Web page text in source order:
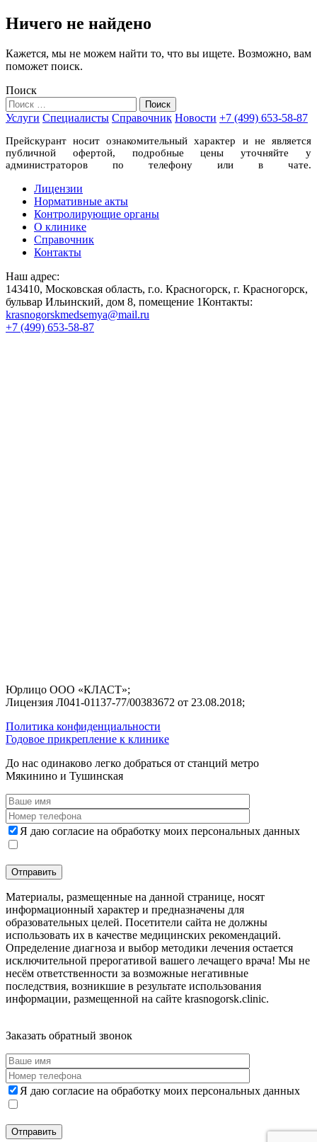
Ничего не найдено
Кажется, мы не можем найти то, что вы ищете. Возможно, вам
поможет поиск.
Поиск
Услуги Специалисты Справочник Новости +7 (499) 653-58-87
Прейскурант носит ознакомительный характер и не является
публичной офертой, подробные цены уточняйте у
администраторов по телефону или в чате.
Лицензии
Нормативные акты
Контролирующие органы
О клинике
Справочник
Контакты
Наш адрес:
143410, Московская область, г.о. Красногорск, г. Красногорск,
бульвар Ильинский, дом 8, помещение 1Контакты:
krasnogorskmedsemya@mail.ru
+7 (499) 653-58-87
Юрлицо ООО «КЛАСТ»;
Лицензия Л041-01137-77/00383672 от 23.08.2018;
Политика конфиденциальности
Годовое прикрепление к клинике
До нас одинаково легко добраться от станций метро
Мякинино и Тушинская
Я даю согласие на обработку моих персональных данных
Материалы, размещенные на данной странице, носят
информационный характер и предназначены для
образовательных целей. Посетители сайта не должны
использовать их в качестве медицинских рекомендаций.
Определение диагноза и выбор методики лечения остается
исключительной прерогативой вашего лечащего врача! Мы не
несём ответственности за возможные негативные
последствия, возникшие в результате использования
информации, размещенной на сайте krasnogorsk.clinic.
Заказать обратный звонок
Я даю согласие на обработку моих персональных данных